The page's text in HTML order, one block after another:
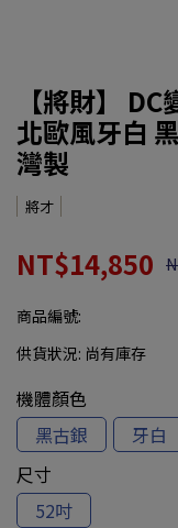
【將財】
北歐風牙白
灣製
將才
NT$14,850
商品編號:
供貨狀況: 尚有庫存
機體顏色
黑古銀
牙白
尺寸
52吋